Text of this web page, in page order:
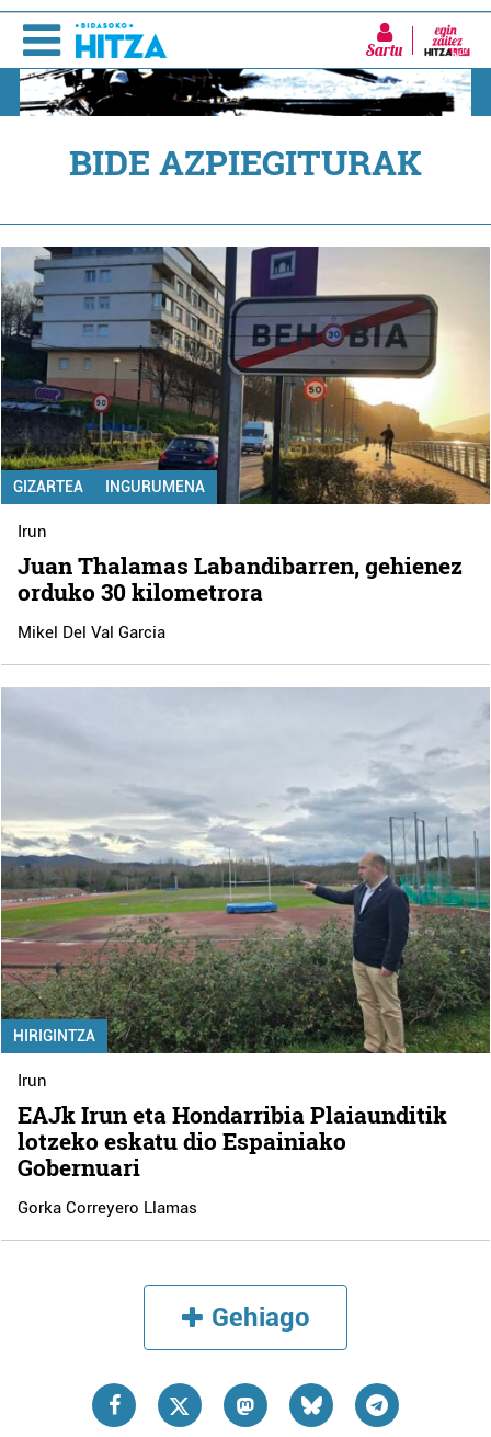
Sartu
BIDE AZPIEGITURAK
GIZARTEA INGURUMENA
Irun
Juan Thalamas Labandibarren, gehienez
orduko 30 kilometrora
Mikel Del Val Garcia
HIRIGINTZA
Irun
EAJk Irun eta Hondarribia Plaiaunditik
lotzeko eskatu dio Espainiako
Gobernuari
Gorka Correyero Llamas
Gehiago